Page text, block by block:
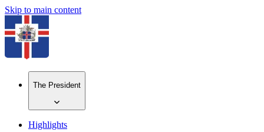
Skip to main content
The President
Highlights